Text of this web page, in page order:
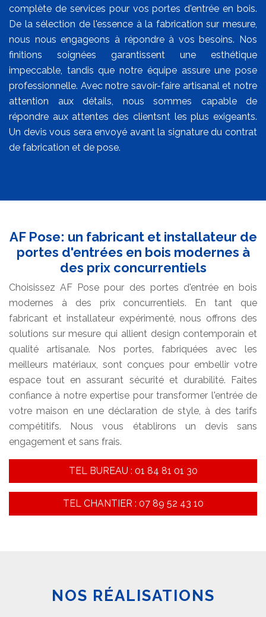
complète de services pour vos portes d'entrée en bois.
De la sélection de l'essence à la fabrication sur mesure,
nous nous engageons à répondre à vos besoins. Nos
finitions soignées garantissent une esthétique
impeccable, tandis que notre équipe assure une pose
professionnelle. Avec notre savoir-faire artisanal et notre
attention aux détails, nous sommes capable de
répondre aux attentes des clientsnt les plus exigeants.
Un devis vous sera envoyé avant la signature du contrat
de fabrication et de pose.
AF Pose: un fabricant et installateur de
portes d'entrées en bois modernes à
des prix concurrentiels
Choisissez AF Pose pour des portes d'entrée en bois
modernes à des prix concurrentiels. En tant que
fabricant et installateur expérimenté, nous offrons des
solutions sur mesure qui allient design contemporain et
qualité artisanale. Nos portes, fabriquées avec les
meilleurs matériaux, sont conçues pour embellir votre
espace tout en assurant sécurité et durabilité. Faites
confiance à notre expertise pour transformer l'entrée de
votre maison en une déclaration de style, à des tarifs
compétitifs. Nous vous établirons un devis sans
engagement et sans frais.
TEL BUREAU : 01 84 81 01 30
TEL CHANTIER : 07 89 52 43 10
NOS RÉALISATIONS